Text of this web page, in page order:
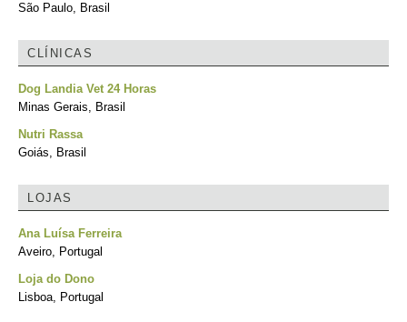
São Paulo, Brasil
CLÍNICAS
Dog Landia Vet 24 Horas
Minas Gerais, Brasil
Nutri Rassa
Goiás, Brasil
LOJAS
Ana Luísa Ferreira
Aveiro, Portugal
Loja do Dono
Lisboa, Portugal